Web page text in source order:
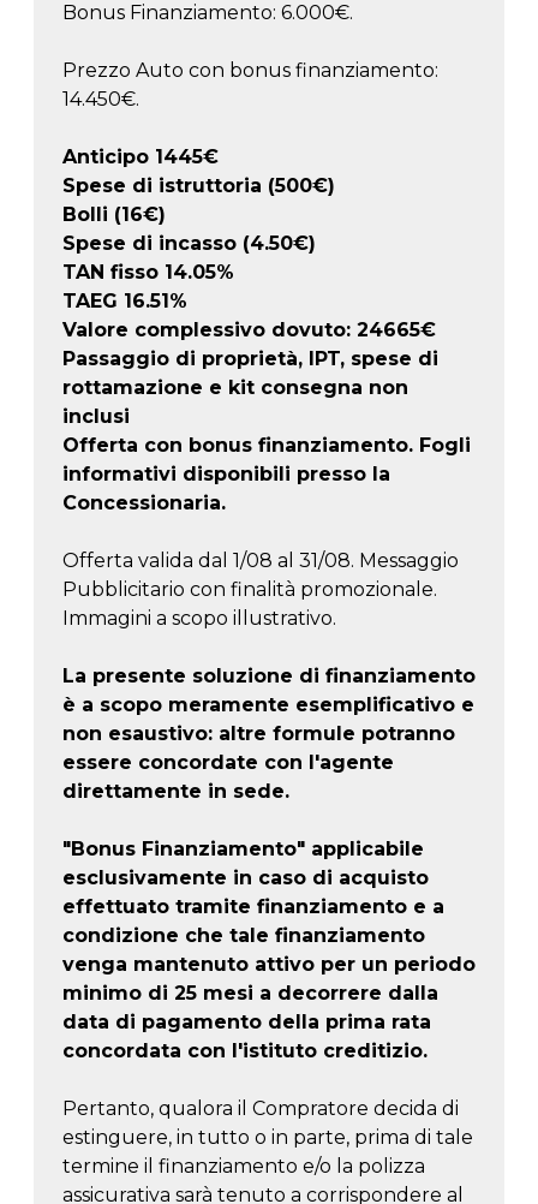
Bonus Finanziamento: 6.000€.
Prezzo Auto con bonus finanziamento:
14.450€.
Anticipo 1445€
Spese di istruttoria (500€)
Bolli (16€)
Spese di incasso (4.50€)
TAN fisso 14.05%
TAEG 16.51 %
Valore complessivo dovuto: 24665€
Passaggio di proprietà, IPT, spese di
rottamazione e kit consegna non
inclusi
Offerta con bonus finanziamento. Fogli
informativi disponibili presso la
Concessionaria.
Offerta valida dal 1/08 al 31/08. Messaggio
Pubblicitario con finalità promozionale.
Immagini a scopo illustrativo.
La presente soluzione di finanziamento
è a scopo meramente esemplificativo e
non esaustivo: altre formule potranno
essere concordate con l'agente
direttamente in sede.
"Bonus Finanziamento" applicabile
esclusivamente in caso di acquisto
effettuato tramite finanziamento e a
condizione che tale finanziamento
venga mantenuto attivo per un periodo
minimo di 25 mesi a decorrere dalla
data di pagamento della prima rata
concordata con l'istituto creditizio.
Pertanto, qualora il Compratore decida di
estinguere, in tutto o in parte, prima di tale
termine il finanziamento e/o la polizza
assicurativa sarà tenuto a corrispondere al